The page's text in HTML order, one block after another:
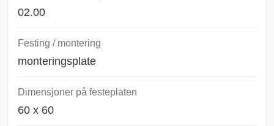
02.00
Festing / montering
monteringsplate
Dimensjoner på festeplaten
60 x 60